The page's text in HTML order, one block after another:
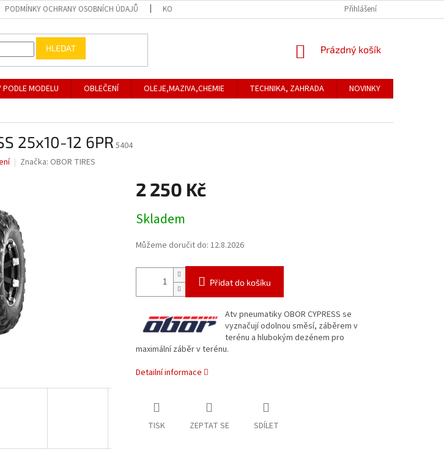
PODMÍNKY OCHRANY OSOBNÍCH ÚDAJŮ KONTAKTNÍ ÚDAJE Přihlášení
HLEDAT
NÁKUPNÍ
Prázdný košík
PODLE MODELU OBLEČENÍ OLEJE,MAZIVA,CHEMIE TECHNIKA, ZAHRADA NOVINKY
25x10-12 6PR5404
Značka: OBOR TIRES
2 250 Kč
cena:
Skladem
Můžeme doručit do: 12.8.2026
Přidat do košíku
Atv pneumatiky OBOR CYPRESS se
vyznačují odolnou směsí, záběrem v
terénu a hlubokým dezénem pro
maximální záběr v terénu.
Detailní informace
TISK ZEPTAT SE SDÍLET